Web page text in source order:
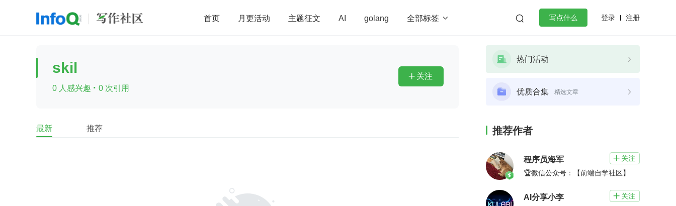
首页 月更活动 主题征文 AI golang 全部标签   写点什么 登录 注册
前端 redis
查看更多
skil
0 人感兴趣 · 0 次引用
 关注
最新 推荐
热门活动
优质合集 精选文章
推荐作者
程序员海军  关注
🏆微信公众号：【前端自学社区】
AI分享小李  关注